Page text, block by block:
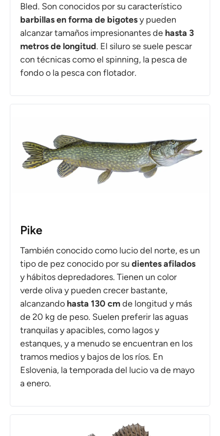
Bled. Son conocidos por su característico
barbillas en forma de bigotesy pueden
alcanzar tamaños impresionantes de hasta 3
metros de longitud. El siluro se suele pescar
con técnicas como el spinning, la pesca de
fondo o la pesca con flotador.
Pike
También conocido como lucio del norte, es un
tipo de pez conocido por su dientes afilados
y hábitos depredadores. Tienen un color
verde oliva y pueden crecer bastante,
alcanzando hasta 130 cmde longitud y más
de 20 kg de peso. Suelen preferir las aguas
tranquilas y apacibles, como lagos y
estanques, y a menudo se encuentran en los
tramos medios y bajos de los ríos. En
Eslovenia, la temporada del lucio va de mayo
a enero.